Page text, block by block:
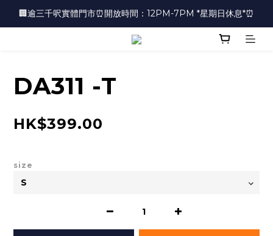
🏢逾三千呎實體門市⏰開放時間：12PM-7PM *星期日休息*⏰
🏢逾三千呎實體門市⏰開放時間：12PM-7PM *星期日休息*⏰
👜📣 歡迎隨時光臨 📣💍
🏢逾三千呎實體門市⏰開放時間：12PM-7PM *星期日休息*⏰
DA311 -T
HK$399.00
size